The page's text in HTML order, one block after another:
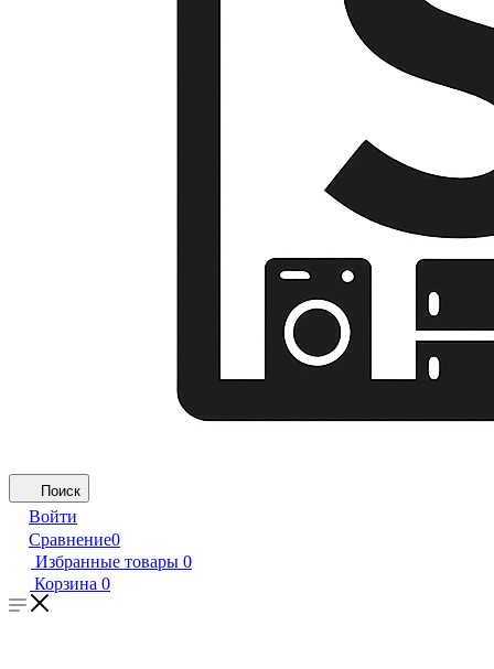
Поиск
Войти
Сравнение0
Избранные товары 0
Корзина 0